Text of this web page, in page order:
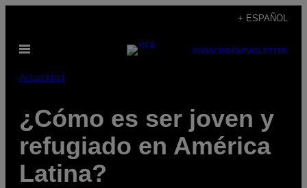
contenido
+ ESPAÑOL
Abrir
SUBSCRIBENEWSLETTER
Actualidad
¿Cómo es ser joven y
refugiado en América
Latina?